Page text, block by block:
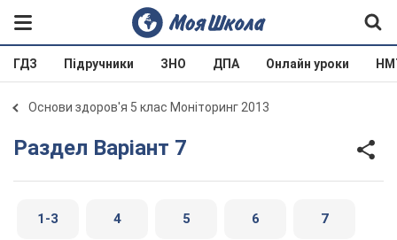
ГДЗ Підручники ЗНО ДПА Онлайн уроки
Основи здоров'я 5 клас Моніторинг 2013
Раздел Варіант 7
1-3 4 5 6 7